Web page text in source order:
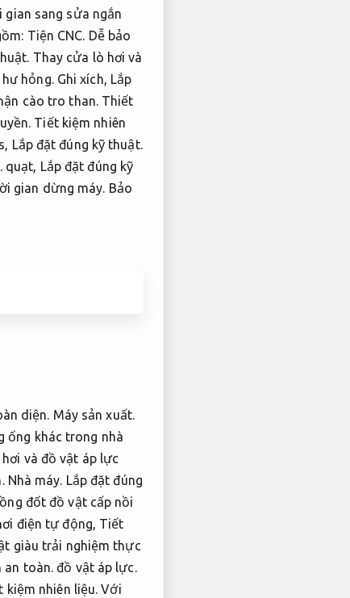
sang sửa ngắn
Tiện CNC. Dễ bảo
Thay cửa lò hơi và
hư hỏng.Ghi xích, Lắp
cào tro than. Thiết
Tiết kiệm nhiên
Lắp đặt đúng kỹ thuật.
quạt, Lắp đặt đúng kỹ
gian dừng máy. Bảo
diện. Máy sản xuất.
ống khác trong nhà
và đồ vật áp lực
Nhà máy. Lắp đặt đúng
đốt đồ vật cấp nồi
điện tự động, Tiết
giàu trải nghiệm thực
an toàn. đồ vật áp lực.
kiệm nhiên liệu. Với